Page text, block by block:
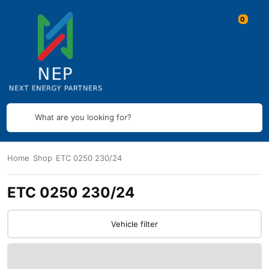
What are you looking for?
Home Shop ETC 0250 230/24
ETC 0250 230/24
Vehicle filter